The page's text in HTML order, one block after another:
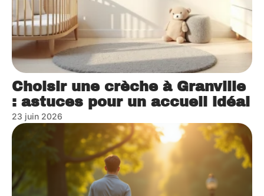
Choisir une crèche à Granville
: astuces pour un accueil idéal
23 juin 2026